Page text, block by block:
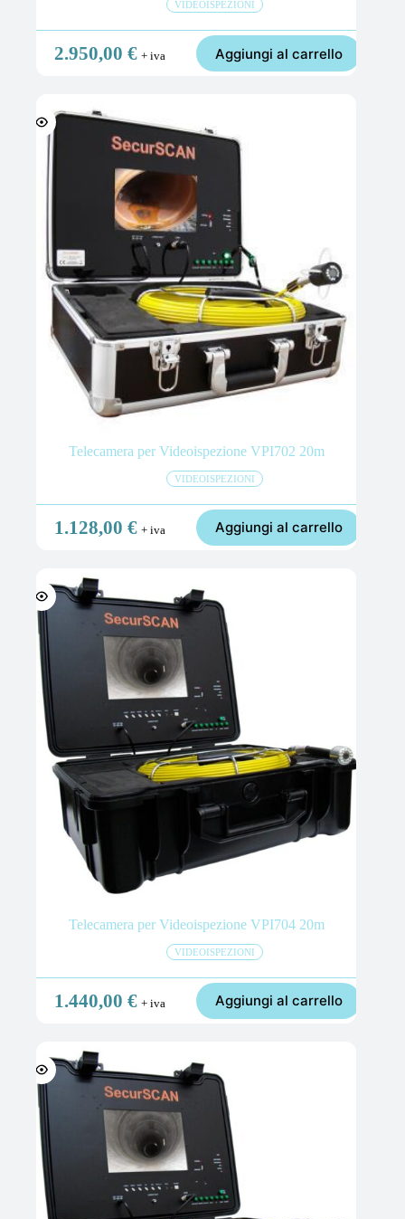
VIDEOISPEZIONI
2.950,00 € + iva Aggiungi al carrello
Telecamera per Videoispezione VPI702 20m
VIDEOISPEZIONI
1.128,00 € + iva Aggiungi al carrello
Telecamera per Videoispezione VPI704 20m
VIDEOISPEZIONI
1.440,00 € + iva Aggiungi al carrello